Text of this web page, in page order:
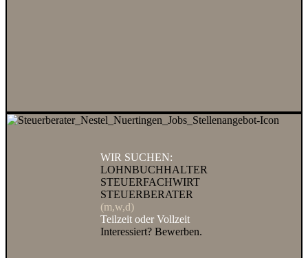
WIR SUCHEN:
LOHNBUCHHALTER
STEUERFACHWIRT
STEUERBERATER
(m,w,d)
Teilzeit oder Vollzeit
Interessiert? Bewerben.